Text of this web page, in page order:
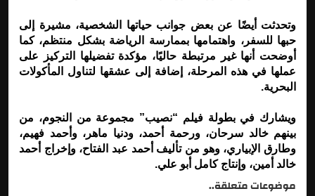
وتحدثت أيضًا عن بعض جوانب حياتها الشخصية، مشيرة إلى
حبها للسفر، واهتمامها بممارسة الرياضة بشكل منتظم، كما
أوضحت أنها غير مرتبطة حاليًا، مؤكدة تفضيلها التركيز على
عملها في هذه المرحلة، إضافة إلى عشقها لتناول المأكولات
البحرية.
ويشارك في بطولة فيلم “نصيب” مجموعة من النجوم، من
بينهم خالد سرحان، ورحمة أحمد، ودنيا ماهر، وأحمد فهيم،
وطارق الإبياري، وهو من تأليف أحمد عبد الفتاح، وإخراج أحمد
خالد أمين، وإنتاج كامل أبو علي.
موضوعات متعلقة..